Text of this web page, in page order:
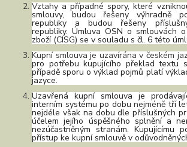
Vztahy a případné spory, které
smlouvy, budou řešeny výhradně
republiky a budou řešeny
republiky. Úmluva OSN o smlouvách
zboží (CISG) se v souladu s čl. 6 této
Kupní smlouva je uzavírána v českém
pro potřebu kupujícího překlad textu
případě sporu o výklad pojmů platí
jazyce.
Uzavřená kupní smlouva je
interním systému po dobunejméně tří
nejdéle však na dobu dle příslušných
účelem jejího úspěšného splnění a
nezúčastněným stranám. Kupujícímu
přístup ke kupní smlouvě v